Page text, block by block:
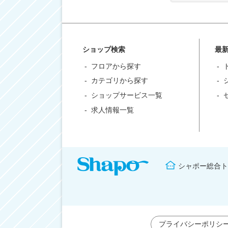
ショップ検索
フロアから探す
カテゴリから探す
ショップサービス一覧
求人情報一覧
最
シャポー総合
プライバシーポリシ